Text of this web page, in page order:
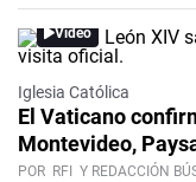
Video
Iglesia Católica
El Vaticano
Montevideo,
POR RFI Y REDACCIÓN